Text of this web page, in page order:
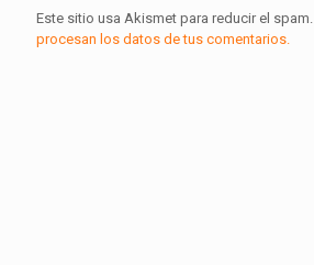
Este sitio usa Akismet para reducir el spam.
procesan los datos de tus comentarios.